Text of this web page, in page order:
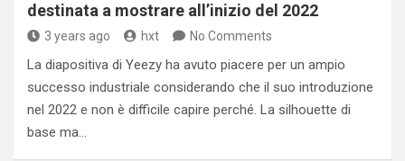
destinata a mostrare all’inizio del 2022
3 years ago hxt No Comments
La diapositiva di Yeezy ha avuto piacere per un ampio
successo industriale considerando che il suo introduzione
nel 2022 e non è difficile capire perché. La silhouette di
base ma…